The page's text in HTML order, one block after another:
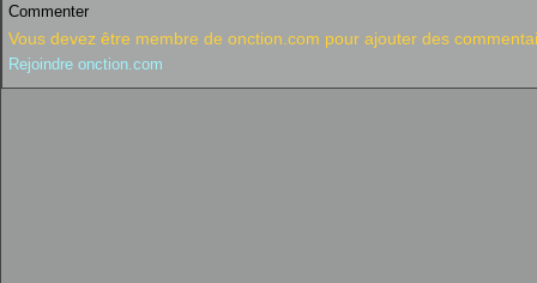
Commenter
Vous devez être membre de onction.com pour ajouter des
Rejoindre onction.com